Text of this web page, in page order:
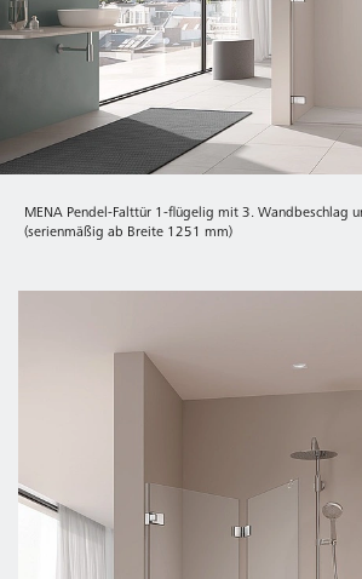
MENA Pendel-Falttür 1-flügelig mit 3. Wandbeschlag
(serienmäßig ab Breite 1251 mm)